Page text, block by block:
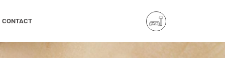
CONTACT